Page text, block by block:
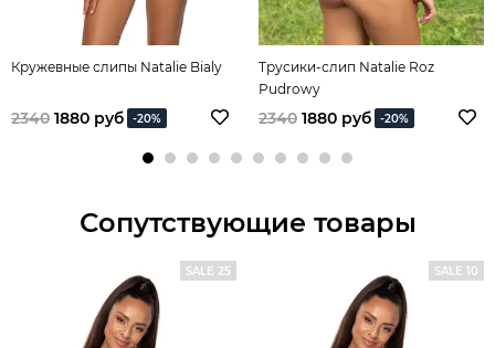
Кружевные слипы Natalie Bialy
2340 1880 руб -20%
Трусики-слип Natalie Roz
Pudrowy
2340 1880 руб -20%
Сопутствующие товары
SALE 25 SALE 10